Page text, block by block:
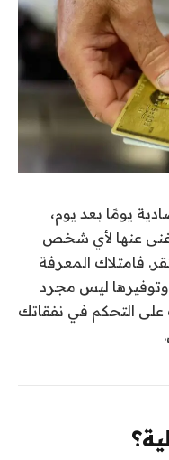
يومًا بعد يوم،
غنى عنها لأي شخص
فامتلاك المعرفة
وتوفيرها ليس مجرد
على التحكم في نفقاتك